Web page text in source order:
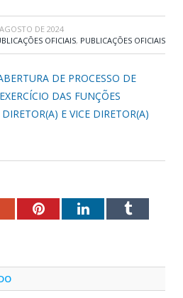
DE 2024
OFICIAIS, PUBLICAÇÕES OFICIAIS
DE PROCESSO DE
DAS FUNÇÕES
E VICE DIRETOR(A)
Google+PinterestLinkedInTumblr